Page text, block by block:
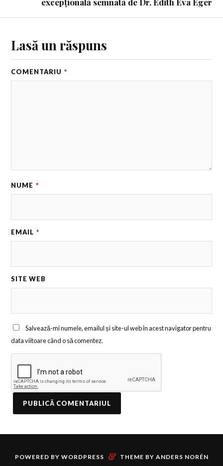
Lasă un răspuns
COMENTARIU *
NUME *
EMAIL *
SITE WEB
Salvează-mi numele, emailul și site-ul web în acest navigator pentru
data viitoare când o să comentez.
POWERED BY WORDPRESS & THEME BY ANDERS NORÉN